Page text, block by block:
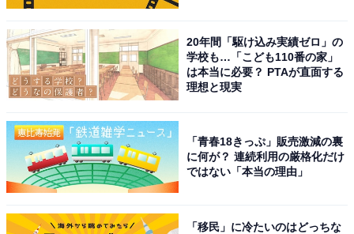
「ヨコヤマ・ユーランド鶴見」公式Webサイトより
天然温泉は「ナトリウム－塩化物強塩温泉」で、高い保
温・美肌効果が期待できます。名物の「黄土サウナ」
り、マイナスイオンあふれる空間での発汗が楽しめま
20年間「駆け込み実績ゼロ」の
学校も…「こども110番の家」
は本当に必要？ PTAが直面する
理想と現実
「青春18きっぷ」販売激減の裏
に何が？ 連続利用の厳格化だけ
ではない「本当の理由」
「移民」に冷たいのはどっちな